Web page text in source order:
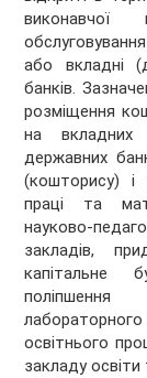
або вкладні
банків.
розміщення
на вкладних
державних
(кошторису) і
праці та
науково-
закладів,
капітальне
поліпшення
освітнього
закладу